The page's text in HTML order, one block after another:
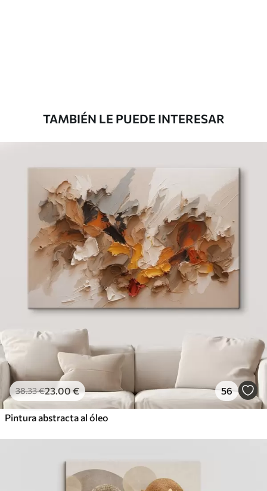
TAMBIÉN LE PUEDE INTERESAR
38.33€23.00€ 56
Pintura abstracta al óleo